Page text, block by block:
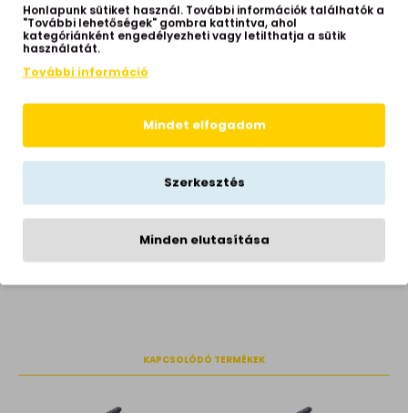
Stílus
modern
Beépített LED
igen
Színhőmérséklet
370 lumen
Élettartam
30.000 óra
230 Volt
Garancia
1 év
100°
Gyártói honlap
www.nowodvorski.com
KAPCSOLÓDÓ TERMÉKEK
Honlapunk sütiket használ. További információk találhatók a
"További lehetőségek" gombra kattintva, ahol
kategóriánként engedélyezheti vagy letilthatja a sütik
használatát.
További információ
Mindet elfogadom
Szerkesztés
Minden elutasítása